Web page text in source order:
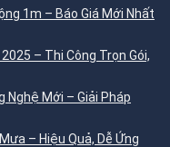
1m – Báo Giá Mới Nhất
– Thi Công Trọn Gói,
Nghệ Mới – Giải Pháp
– Hiệu Quả, Dễ Ứng